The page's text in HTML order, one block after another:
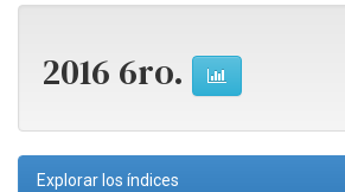
2016 6ro.
Explorar los índices